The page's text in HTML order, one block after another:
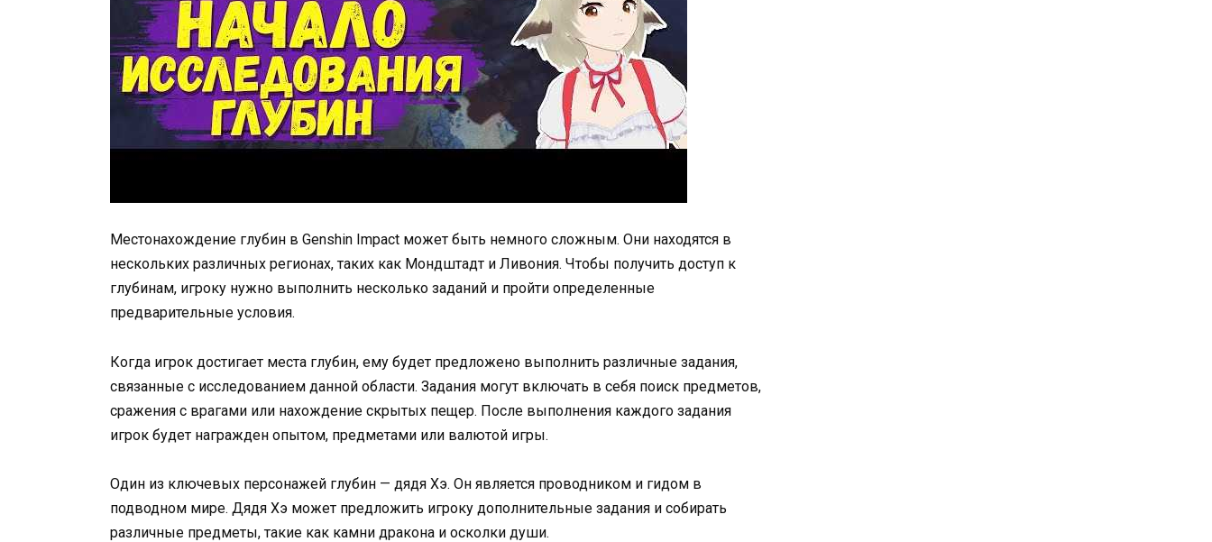
Местонахождение глубин в Genshin Impact может быть немного сложным. Они находятся в
нескольких различных регионах, таких как Мондштадт и Ливония. Чтобы получить доступ к
глубинам, игроку нужно выполнить несколько заданий и пройти определенные
предварительные условия.
Когда игрок достигает места глубин, ему будет предложено выполнить различные задания,
связанные с исследованием данной области. Задания могут включать в себя поиск предметов,
сражения с врагами или нахождение скрытых пещер. После выполнения каждого задания
игрок будет награжден опытом, предметами или валютой игры.
Один из ключевых персонажей глубин — дядя Хэ. Он является проводником и гидом в
подводном мире. Дядя Хэ может предложить игроку дополнительные задания и собирать
различные предметы, такие как камни дракона и осколки души.